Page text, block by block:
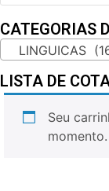
CATEGORIAS
LINGUICAS
LISTA DE
Seu
momento.